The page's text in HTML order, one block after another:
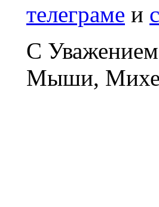
телеграме и
С
Мыши,